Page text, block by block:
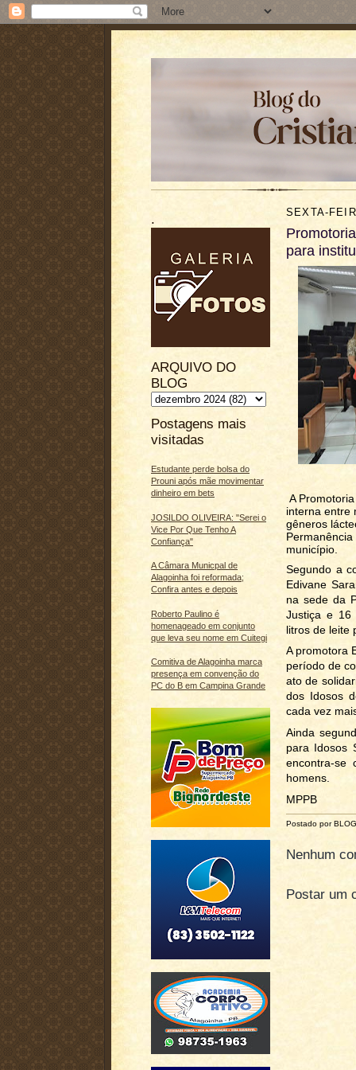
.
ARQUIVO DO
BLOG
Postagens mais
visitadas
Estudante perde bolsa do
Prouni após mãe movimentar
dinheiro em bets
JOSILDO OLIVEIRA: "Serei o
Vice Por Que Tenho A
Confiança"
A Câmara Municpal de
Alagoinha foi reformada;
Confira antes e depois
Roberto Paulino é
homenageado em conjunto
que leva seu nome em Cuitegi
Comitiva de Alagoinha marca
presença em convenção do
PC do B em Campina Grande
SEXTA-
para
A
interna entre
gêneros
município.
Segundo a
Edivane
na sede da
Justiça e 16
litros de leite
A promotora
período de
ato de
dos Idosos
cada vez
Ainda
para Idosos
encontra-se
homens.
MPPB
Postado por
Nenhum
Postar um